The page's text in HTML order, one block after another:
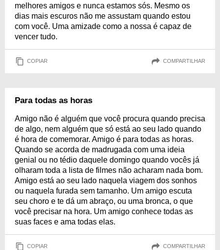
melhores amigos e nunca estamos sós. Mesmo os
dias mais escuros não me assustam quando estou
com você. Uma amizade como a nossa é capaz de
vencer tudo.
COPIAR COMPARTILHAR
Para todas as horas
Amigo não é alguém que você procura quando precisa
de algo, nem alguém que só está ao seu lado quando
é hora de comemorar. Amigo é para todas as horas.
Quando se acorda de madrugada com uma ideia
genial ou no tédio daquele domingo quando vocês já
olharam toda a lista de filmes não acharam nada bom.
Amigo está ao seu lado naquela viagem dos sonhos
ou naquela furada sem tamanho. Um amigo escuta
seu choro e te dá um abraço, ou uma bronca, o que
você precisar na hora. Um amigo conhece todas as
suas faces e ama todas elas.
COPIAR COMPARTILHAR